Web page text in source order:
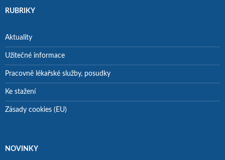
RUBRIKY
Aktuality
Užitečné informace
Pracovně lékařské služby, posudky
Ke stažení
Zásady cookies (EU)
NOVINKY